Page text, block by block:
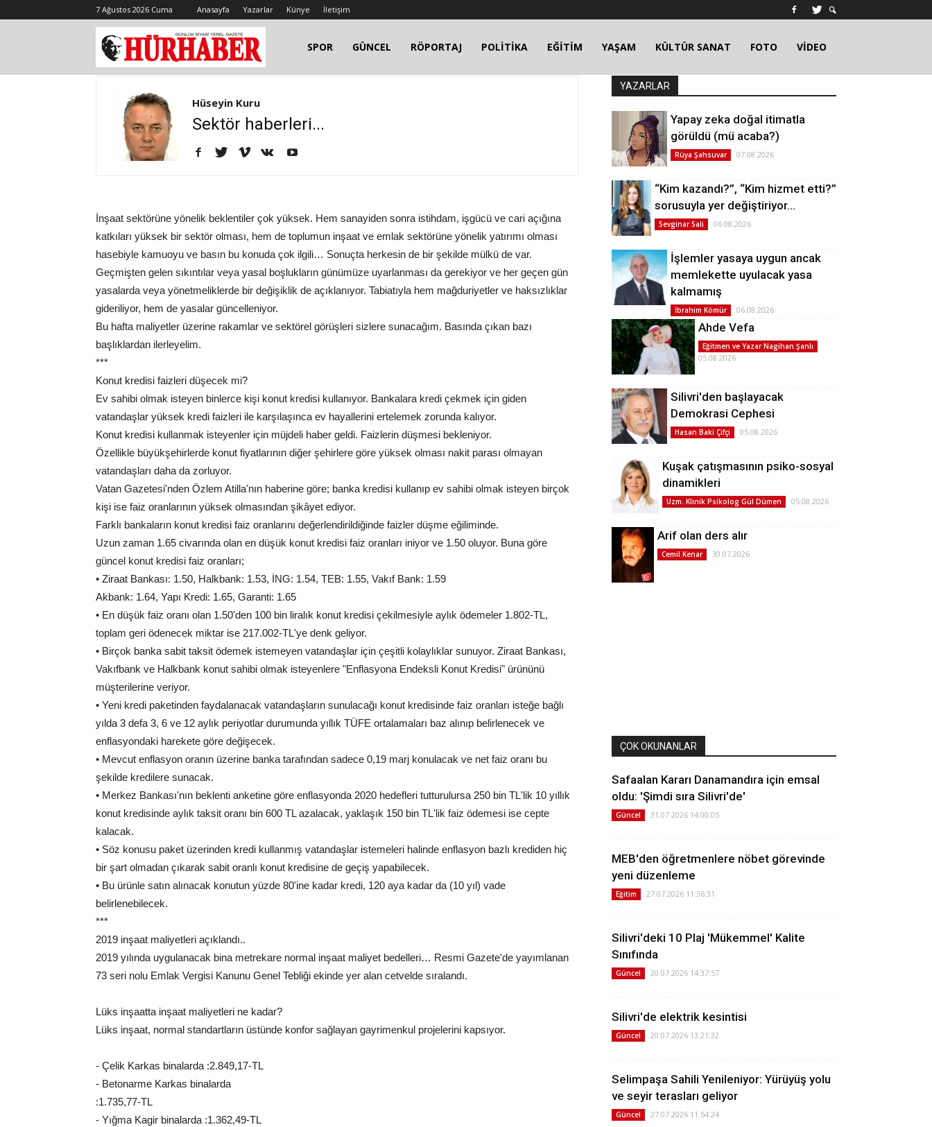
7 Ağustos 2026 Cuma Anasayfa Yazarlar Künye İletişim
SPOR GÜNCEL RÖPORTAJ POLİTİKA EĞİTİM YAŞAM KÜLTÜR SANAT FOTO VİDEO
Hüseyin Kuru
Sektör haberleri...
İnşaat sektörüne yönelik beklentiler çok yüksek. Hem sanayiden sonra istihdam, işgücü ve cari açığına
katkıları yüksek bir sektör olması, hem de toplumun inşaat ve emlak sektörüne yönelik yatırımı olması
hasebiyle kamuoyu ve basın bu konuda çok ilgili… Sonuçta herkesin de bir şekilde mülkü de var.
Geçmişten gelen sıkıntılar veya yasal boşlukların günümüze uyarlanması da gerekiyor ve her geçen gün
yasalarda veya yönetmeliklerde bir değişiklik de açıklanıyor. Tabiatıyla hem mağduriyetler ve haksızlıklar
gideriliyor, hem de yasalar güncelleniyor.
Bu hafta maliyetler üzerine rakamlar ve sektörel görüşleri sizlere sunacağım. Basında çıkan bazı
başlıklardan ilerleyelim.
***
Konut kredisi faizleri düşecek mi?
Ev sahibi olmak isteyen binlerce kişi konut kredisi kullanıyor. Bankalara kredi çekmek için giden
vatandaşlar yüksek kredi faizleri ile karşılaşınca ev hayallerini ertelemek zorunda kalıyor.
Konut kredisi kullanmak isteyenler için müjdeli haber geldi. Faizlerin düşmesi bekleniyor.
Özellikle büyükşehirlerde konut fiyatlarının diğer şehirlere göre yüksek olması nakit parası olmayan
vatandaşları daha da zorluyor.
Vatan Gazetesi'nden Özlem Atilla'nın haberine göre; banka kredisi kullanıp ev sahibi olmak isteyen birçok
kişi ise faiz oranlarının yüksek olmasından şikâyet ediyor.
Farklı bankaların konut kredisi faiz oranlarını değerlendirildiğinde faizler düşme eğiliminde.
Uzun zaman 1.65 civarında olan en düşük konut kredisi faiz oranları iniyor ve 1.50 oluyor. Buna göre
güncel konut kredisi faiz oranları;
• Ziraat Bankası: 1.50, Halkbank: 1.53, İNG: 1.54, TEB: 1.55, Vakıf Bank: 1.59
Akbank: 1.64, Yapı Kredi: 1.65, Garanti: 1.65
• En düşük faiz oranı olan 1.50'den 100 bin liralık konut kredisi çekilmesiyle aylık ödemeler 1.802-TL,
toplam geri ödenecek miktar ise 217.002-TL'ye denk geliyor.
• Birçok banka sabit taksit ödemek istemeyen vatandaşlar için çeşitli kolaylıklar sunuyor. Ziraat Bankası,
Vakıfbank ve Halkbank konut sahibi olmak isteyenlere "Enflasyona Endeksli Konut Kredisi" ürününü
müşterilerine veriyor.
• Yeni kredi paketinden faydalanacak vatandaşların sunulacağı konut kredisinde faiz oranları isteğe bağlı
yılda 3 defa 3, 6 ve 12 aylık periyotlar durumunda yıllık TÜFE ortalamaları baz alınıp belirlenecek ve
enflasyondaki harekete göre değişecek.
• Mevcut enflasyon oranın üzerine banka tarafından sadece 0,19 marj konulacak ve net faiz oranı bu
şekilde kredilere sunacak.
• Merkez Bankası'nın beklenti anketine göre enflasyonda 2020 hedefleri tutturulursa 250 bin TL'lik 10 yıllık
konut kredisinde aylık taksit oranı bin 600 TL azalacak, yaklaşık 150 bin TL'lik faiz ödemesi ise cepte
kalacak.
• Söz konusu paket üzerinden kredi kullanmış vatandaşlar istemeleri halinde enflasyon bazlı krediden hiç
bir şart olmadan çıkarak sabit oranlı konut kredisine de geçiş yapabilecek.
• Bu ürünle satın alınacak konutun yüzde 80'ine kadar kredi, 120 aya kadar da (10 yıl) vade
belirlenebilecek.
***
2019 inşaat maliyetleri açıklandı..
2019 yılında uygulanacak bina metrekare normal inşaat maliyet bedelleri… Resmi Gazete'de yayımlanan
73 seri nolu Emlak Vergisi Kanunu Genel Tebliği ekinde yer alan cetvelde sıralandı.
Lüks inşaatta inşaat maliyetleri ne kadar?
Lüks inşaat, normal standartların üstünde konfor sağlayan gayrimenkul projelerini kapsıyor.
- Çelik Karkas binalarda :2.849,17-TL
- Betonarme Karkas binalarda
:1.735,77-TL
- Yığma Kagir binalarda :1.362,49-TL
YAZARLAR
Yapay zeka doğal itimatla
görüldü (mü acaba?)
Rüya Şahsuvar 07.08.2026
“Kim kazandı?”, “Kim hizmet etti?”
sorusuyla yer değiştiriyor…
Sevginar Sali 06.08.2026
İşlemler yasaya uygun ancak
memlekette uyulacak yasa
kalmamış
İbrahim Kömür 06.08.2026
Ahde Vefa
Eğitmen ve Yazar Nagihan Şanlı
05.08.2026
Silivri'den başlayacak
Demokrasi Cephesi
Hasan Baki Çifçi 05.08.2026
Kuşak çatışmasının psiko-sosyal
dinamikleri
Uzm. Klinik Psikolog Gül Dümen 05.08.2026
Arif olan ders alır
Cemil Kenar 30.07.2026
ÇOK OKUNANLAR
Safaalan Kararı Danamandıra için emsal
oldu: 'Şimdi sıra Silivri'de'
Güncel 31.07.2026 14:00:05
MEB'den öğretmenlere nöbet görevinde
yeni düzenleme
Eğitim 27.07.2026 11:36:31
Silivri'deki 10 Plaj 'Mükemmel' Kalite
Sınıfında
Güncel 20.07.2026 14:37:57
Silivri'de elektrik kesintisi
Güncel 20.07.2026 13:21:32
Selimpaşa Sahili Yenileniyor: Yürüyüş yolu
ve seyir terasları geliyor
Güncel 27.07.2026 11:54:24